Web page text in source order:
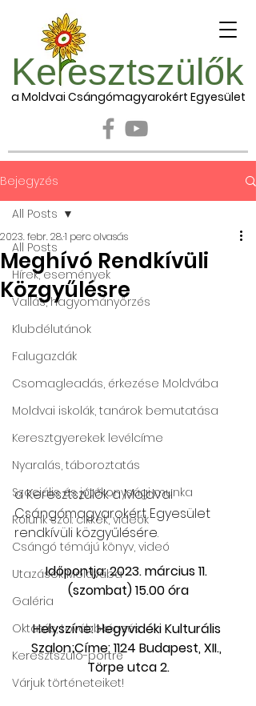
Ke esztszülők
a Moldvai Csángómagyarokért Egyesület
Bejegyzés
All Posts
Hírek, események
Vallás, hagyományőrzés
Klubdélutánok
Falugazdák
Csomagleadás, érkezése Moldvába
Moldvai iskolák, tanárok bemutatása
Keresztgyerekek levélcíme
Nyaralás, táboroztatás
Szociális és jótékonysági munka
Rólunk szól: cikkek, videók
Csángó témájú könyv, videó
Utazások Moldvába
Galéria
Oktatás, továbbképzés
Keresztszülő-portré
Várjuk történeteiket!
All Posts
Meghívó Rendkívüli
Közgyűlésre
2023. febr. 28.1 perc olvasás
a Keresztszülők a Moldvai
Csángómagyarokért Egyesület
rendkívüli közgyűlésére.
Időpontja: 2023. március 11.
(szombat) 15.00 óra
Helyszíne: Hegyvidéki Kulturális
Szalon;Címe: 1124 Budapest, XII.,
Törpe utca 2.